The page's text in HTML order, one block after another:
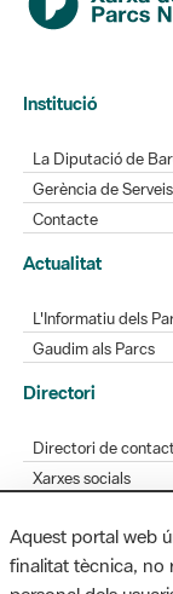
Institució
La Diputació de
Gerència de
Contacte
Actualitat
L'Informatiu dels
Gaudim als Parcs
Directori
Directori de
Xarxes socials
Bústia de
Opineu sobre els
Aquest portal web
finalitat tècnica, no